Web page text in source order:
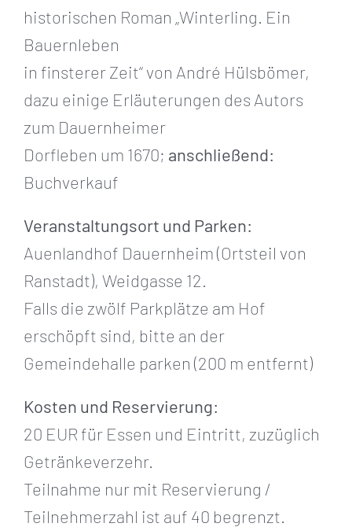
historischen Roman „Winterling. Ein
Bauernleben
in finsterer Zeit“ von André Hülsbömer,
dazu einige Erläuterungen des Autors
zum Dauernheimer
Dorfleben um 1670; anschließend:
Buchverkauf
Veranstaltungsort und Parken:
Auenlandhof Dauernheim (Ortsteil von
Ranstadt), Weidgasse 12.
Falls die zwölf Parkplätze am Hof
erschöpft sind, bitte an der
Gemeindehalle parken (200 m entfernt)
Kosten und Reservierung:
20 EUR für Essen und Eintritt, zuzüglich
Getränkeverzehr.
Teilnahme nur mit Reservierung /
Teilnehmerzahl ist auf 40 begrenzt.